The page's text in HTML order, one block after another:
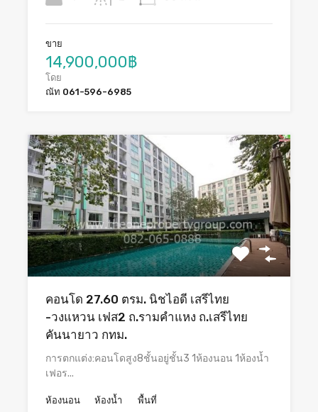
ขาย
14,900,000฿
โดย
ณัท 061-596-6985
คอนโด 27.60 ตรม. นิชไอดี เสรีไทย
-วงแหวน เฟส2 ถ.รามคำแหง ถ.เสรีไทย
คันนายาว กทม.
การตกแต่ง:คอนโดสูง8ชั้นอยู่ชั้น3 1ห้องนอน 1ห้องน้ำ
เฟอร...
ห้องนอน ห้องน้ำ พื้นที่